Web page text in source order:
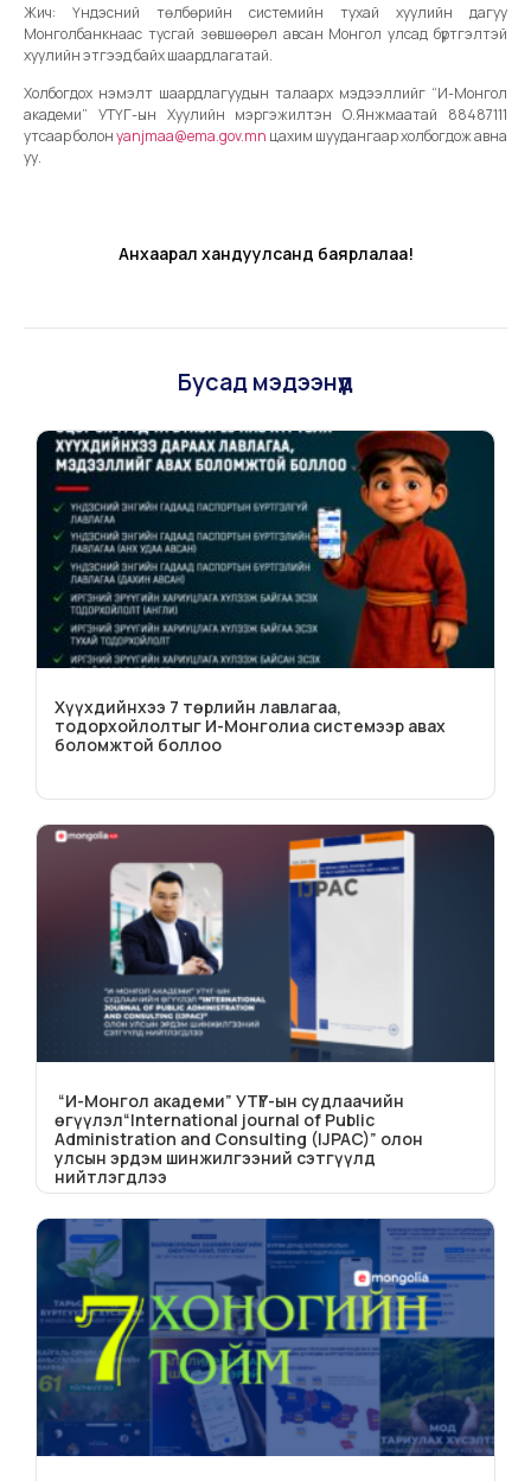
Жич: Үндэсний төлбөрийн системийн тухай хуулийн дагуу
Монголбанкнаас тусгай зөвшөөрөл авсан Монгол улсад бүртгэлтэй
хуулийн этгээд байх шаардлагатай.
Холбогдох нэмэлт шаардлагуудын талаарх мэдээллийг “И-Монгол
академи” УТҮГ-ын Хуулийн мэргэжилтэн О.Янжмаатай 88487111
утсаар болонyanjmaa@ema.gov.mn цахим шуудангаар холбогдож авна
уу.
Анхаарал хандуулсанд баярлалаа!
Бусад мэдээнүүд
Хүүхдийнхээ 7 төрлийн лавлагаа,
тодорхойлолтыг И-Монголиа системээр авах
боломжтой боллоо
“И-Монгол академи” УТҮГ-ын судлаачийн
өгүүлэл“International journal of Public
Administration and Consulting (IJPAC)” олон
улсын эрдэм шинжилгээний сэтгүүлд
нийтлэгдлээ